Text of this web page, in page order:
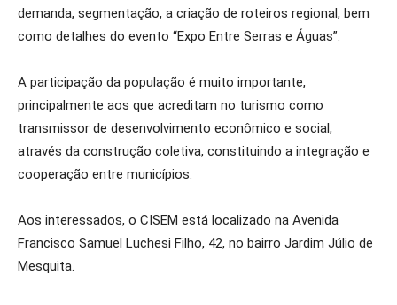
demanda, segmentação, a criação de roteiros regional, bem
como detalhes do evento “Expo Entre Serras e Águas”.
A participação da população é muito importante,
principalmente aos que acreditam no turismo como
transmissor de desenvolvimento econômico e social,
através da construção coletiva, constituindo a integração e
cooperação entre municípios.
Aos interessados, o CISEM está localizado na Avenida
Francisco Samuel Luchesi Filho, 42, no bairro Jardim Júlio de
Mesquita.